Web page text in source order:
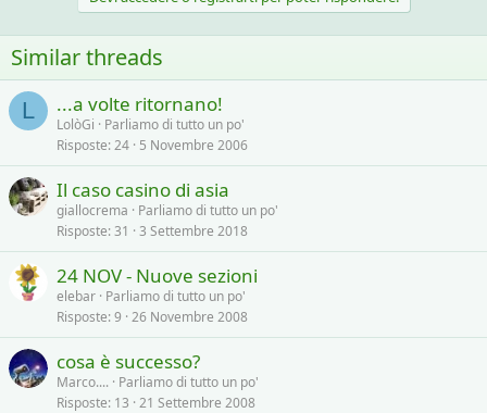
s
:
Similar threads
L ...a volte ritornano!
LolòGi
Parliamo di tutto un po'
Risposte 24 5 Novembre 2006
Il caso casino di asia
giallocrema
Parliamo di tutto un po'
Risposte 31 3 Settembre 2018
24 NOV - Nuove sezioni
elebar Parliamo di tutto un po'
Risposte 9 26 Novembre 2008
cosa è successo?
Marco.... Parliamo di tutto un po'
Risposte 13 21 Settembre 2008